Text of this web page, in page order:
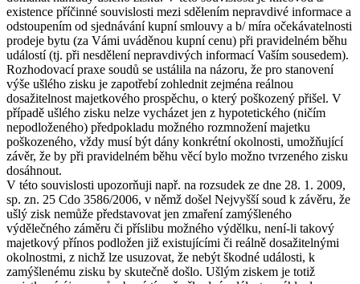
existence příčinné souvislosti mezi sdělením nepravdivé informace a
odstoupením od sjednávání kupní smlouvy a b/ míra očekávatelnosti
prodeje bytu (za Vámi uváděnou kupní cenu) při pravidelném běhu
událostí (tj. při nesdělení nepravdivých informací Vaším sousedem).
Rozhodovací praxe soudů se ustálila na názoru, že pro stanovení
výše ušlého zisku je zapotřebí zohlednit zejména reálnou
dosažitelnost majetkového prospěchu, o který poškozený přišel. V
případě ušlého zisku nelze vycházet jen z hypotetického (ničím
nepodloženého) předpokladu možného rozmnožení majetku
poškozeného, vždy musí být dány konkrétní okolnosti, umožňující
závěr, že by při pravidelném běhu věcí bylo možno tvrzeného zisku
dosáhnout.
V této souvislosti upozorňuji např. na rozsudek ze dne 28. 1. 2009,
sp. zn. 25 Cdo 3586/2006, v němž došel Nejvyšší soud k závěru, že
ušlý zisk nemůže představovat jen zmaření zamýšleného
výdělečného záměru či příslibu možného výdělku, není-li takový
majetkový přínos podložen již existujícími či reálně dosažitelnými
okolnostmi, z nichž lze usuzovat, že nebýt škodné události, k
zamýšlenému zisku by skutečně došlo. Ušlým ziskem je totiž